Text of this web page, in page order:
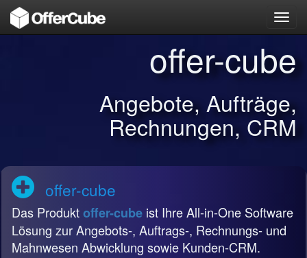
offer-cube
Angebote, Aufträge,
Rechnungen, CRM
offer-cube
Das Produktoffer-cube ist Ihre All-in-One Software
Lösung zur Angebots-, Auftrags-, Rechnungs- und
Mahnwesen Abwicklung sowie Kunden-CRM.